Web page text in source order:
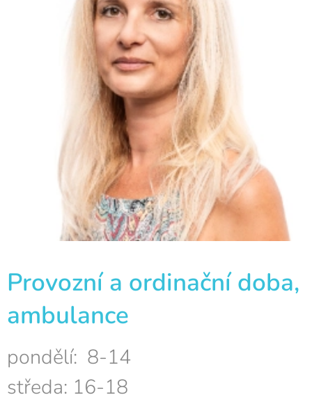
Provozní a ordinační doba,
ambulance
pondělí: 8-14
středa: 16-18